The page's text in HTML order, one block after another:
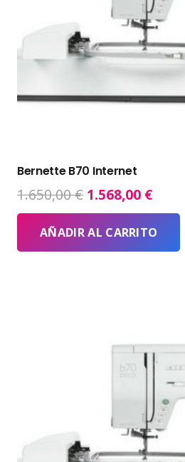
Bernette B70 Internet
1.650,00€ El
precio
original
era:
1.568,00 €El
precio
actual
es:
AÑADIR AL CARRITO